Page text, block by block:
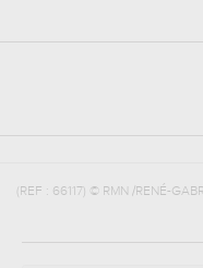
(REF : 66117) © RMN /RENÉ-